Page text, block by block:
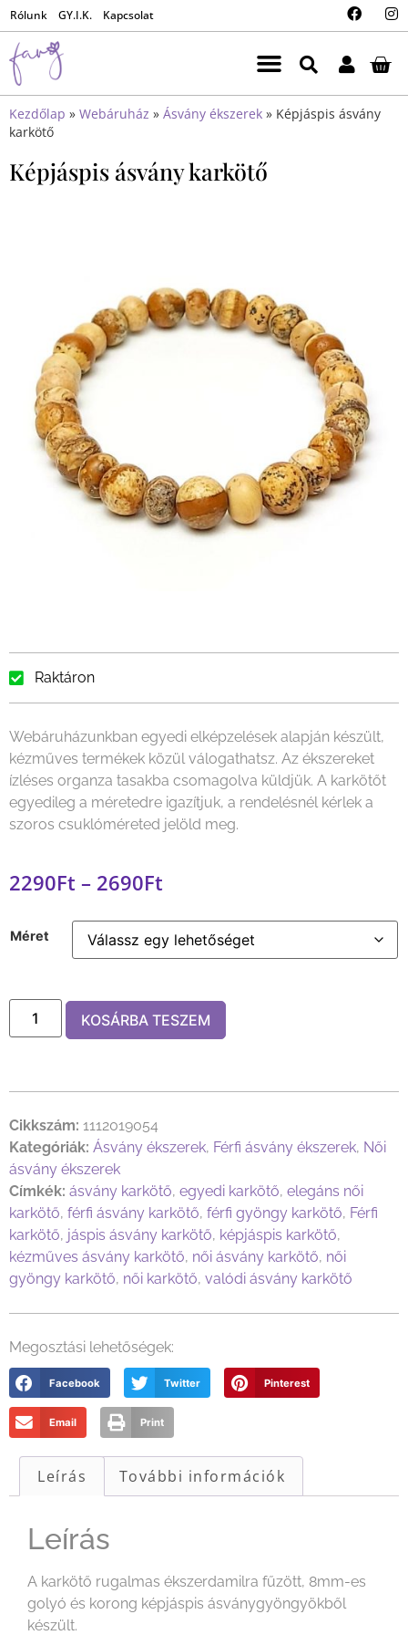
Rólunk GY.I.K. Kapcsolat
Kezdőlap » Webáruház » Ásvány ékszerek » Képjáspis ásvány
karkötő
Képjáspis ásvány karkötő
Raktáron
Webáruházunkban egyedi elképzelések alapján készült,
kézműves termékek közül válogathatsz. Az ékszereket
ízléses organza tasakba csomagolva küldjük. A karkötőt
egyedileg a méretedre igazítjuk, a rendelésnél kérlek a
szoros csuklóméreted jelöld meg.
2290Ft – 2690Ft
Méret
KOSÁRBA TESZEM
Cikkszám: 1112019054
Kategóriák: Ásvány ékszerek, Férfi ásvány ékszerek, Női
ásvány ékszerek
Címkék: ásvány karkötő, egyedi karkötő, elegáns női
karkötő, férfi ásvány karkötő, férfi gyöngy karkötő, Férfi
karkötő, jáspis ásvány karkötő, képjáspis karkötő,
kézműves ásvány karkötő, női ásvány karkötő, női
gyöngy karkötő, női karkötő, valódi ásvány karkötő
Megosztási lehetőségek:
Facebook Twitter Pinterest
Email Print
Leírás További információk
Leírás
A karkötő rugalmas ékszerdamilra fűzött, 8mm-es
golyó és korong képjáspis ásványgyöngyökből
készült.